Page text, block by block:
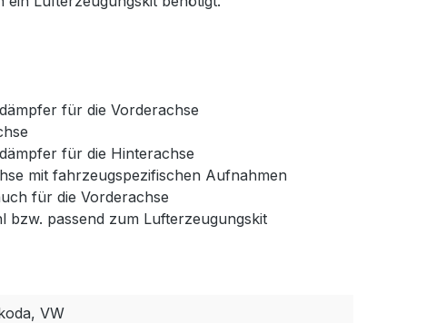
für die Vorderachse
für die Hinterachse
mit fahrzeugspezifischen Aufnahmen
für die Vorderachse
passend zum Lufterzeugungskit
VW